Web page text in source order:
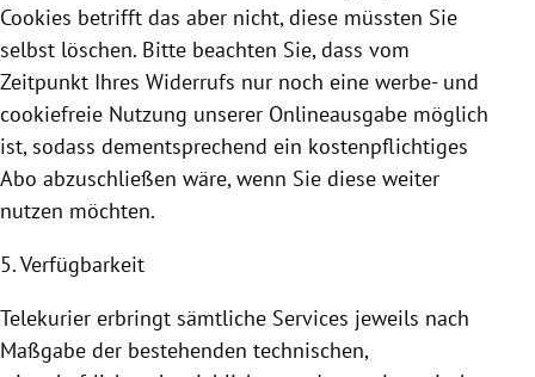
Cookies betrifft das aber nicht, diese müssten Sie
selbst löschen. Bitte beachten Sie, dass vom
Zeitpunkt Ihres Widerrufs nur noch eine werbe- und
cookiefreie Nutzung unserer Onlineausgabe möglich
ist, sodass dementsprechend ein kostenpflichtiges
Abo abzuschließen wäre, wenn Sie diese weiter
nutzen möchten.
5. Verfügbarkeit
Telekurier erbringt sämtliche Services jeweils nach
Maßgabe der bestehenden technischen,